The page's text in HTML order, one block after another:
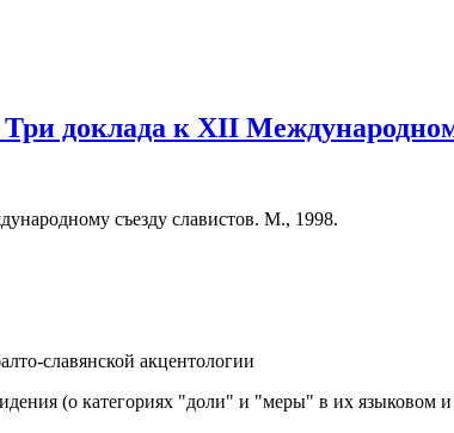
доклада к XII
съезду славистов. М., 1998.
славянской акцентологии
(о категориях "доли" и "меры" в их языковом